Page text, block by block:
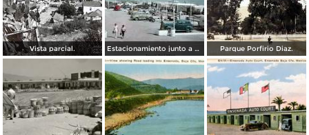
Vista parcial. Estacionamiento junto a La playa. Parque Porfirio Diaz.